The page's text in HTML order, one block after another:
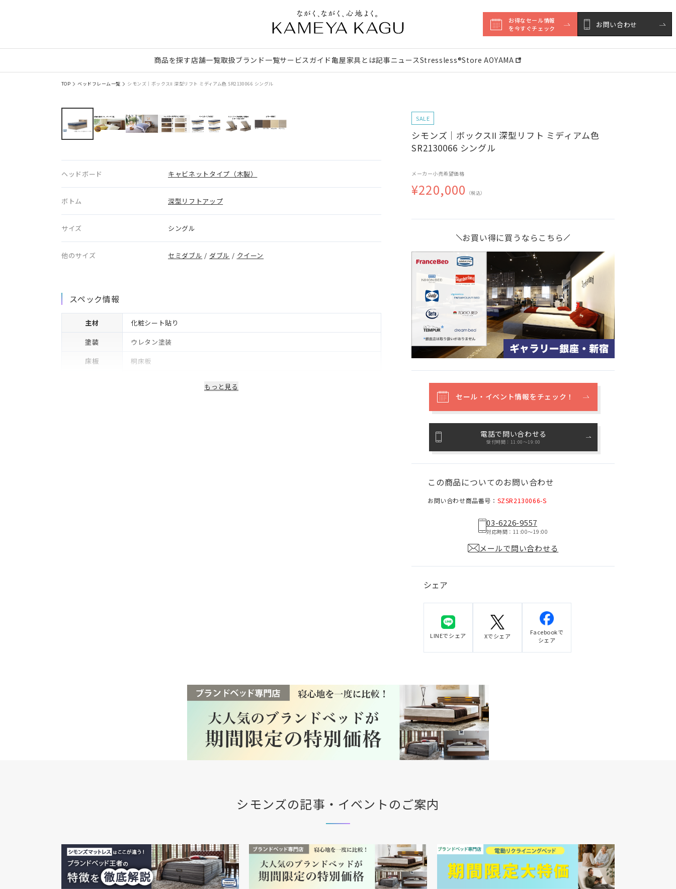
お得なセール情報
を今すぐチェック
お問い合わせ
商品を探す店舗一覧取扱ブランド一覧サービスガイド亀屋家具とは記事ニュースStressless®︎Store AOYAMA
TOP ベッドフレーム一覧 シモンズ｜ボックスⅡ 深型リフト ミディアム色 SR2130066 シングル
ヘッドボード キャビネットタイプ（木製）
ボトム 深型リフトアップ
サイズ シングル
他のサイズ セミダブル / ダブル / クイーン
スペック情報
主材
化粧シート貼り
塗装
ウレタン塗装
床板
桐床板
もっと見る
SALE
シモンズ｜ボックスⅡ 深型リフト ミディアム色
SR2130066 シングル
メーカー小売希望価格
¥220,000 （税込）
お買い得に買うならこちら
セール・イベント情報をチェック！
電話で問い合わせる
受付時間：11:00〜19:00
この商品についてのお問い合わせ
お問い合わせ商品番号： SZSR2130066-S
03-6226-9557
対応時間：11:00〜19:00
メールで問い合わせる
シェア
LINEでシェア Xでシェア
Facebookで
シェア
シモンズの記事・イベントのご案内